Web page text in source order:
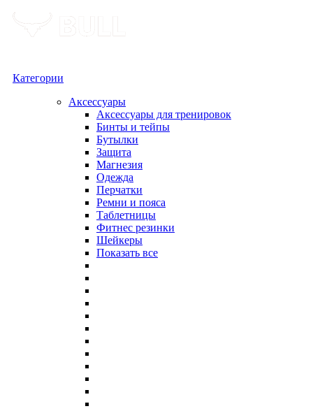
Категории
Аксессуары
Аксессуары для тренировок
Бинты и тейпы
Бутылки
Защита
Магнезия
Одежда
Перчатки
Ремни и пояса
Таблетницы
Фитнес резинки
Шейкеры
Показать все